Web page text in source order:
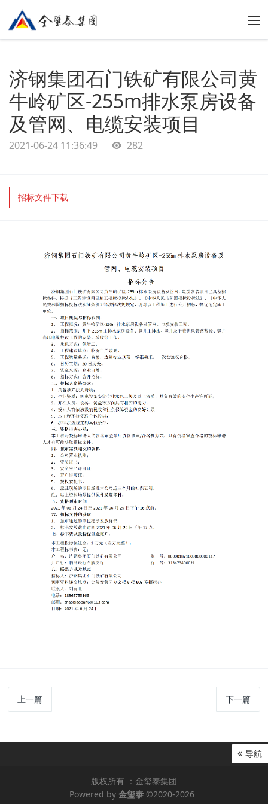
济钢集团石门铁矿有限公司黄
牛岭矿区-255m排水泵房设备
及管网、电缆安装项目
2021-06-24 11:36:49 282
招标文件下载
上一篇 下一篇
导航
版权所有 ：金玺泰集团
Powered by 金玺泰 ©2020-2026